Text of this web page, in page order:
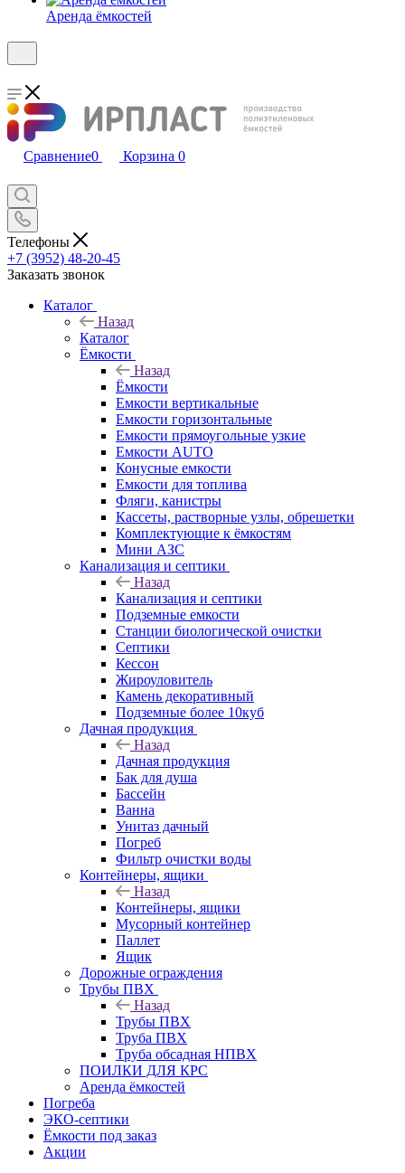
Аренда ёмкостей
Сравнение0 Корзина 0
Телефоны
+7 (3952) 48-20-45
Заказать звонок
Каталог
Назад
Каталог
Ёмкости
Назад
Ёмкости
Емкости вертикальные
Емкости горизонтальные
Емкости прямоугольные узкие
Емкости АUТО
Конусные емкости
Емкости для топлива
Фляги, канистры
Кассеты, растворные узлы, обрешетки
Комплектующие к ёмкостям
Мини АЗС
Канализация и септики
Назад
Канализация и септики
Подземные емкости
Станции биологической очистки
Септики
Кессон
Жироуловитель
Камень декоративный
Подземные более 10куб
Дачная продукция
Назад
Дачная продукция
Бак для душа
Бассейн
Ванна
Унитаз дачный
Погреб
Фильтр очистки воды
Контейнеры, ящики
Назад
Контейнеры, ящики
Мусорный контейнер
Паллет
Ящик
Дорожные ограждения
Трубы ПВХ
Назад
Трубы ПВХ
Труба ПВХ
Труба обсадная НПВХ
ПОИЛКИ ДЛЯ КРС
Аренда ёмкостей
Погреба
ЭКО-септики
Ёмкости под заказ
Акции